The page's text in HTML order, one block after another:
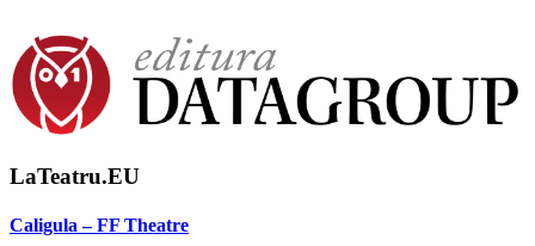
LaTeatru.EU
Caligula – FF Theatre